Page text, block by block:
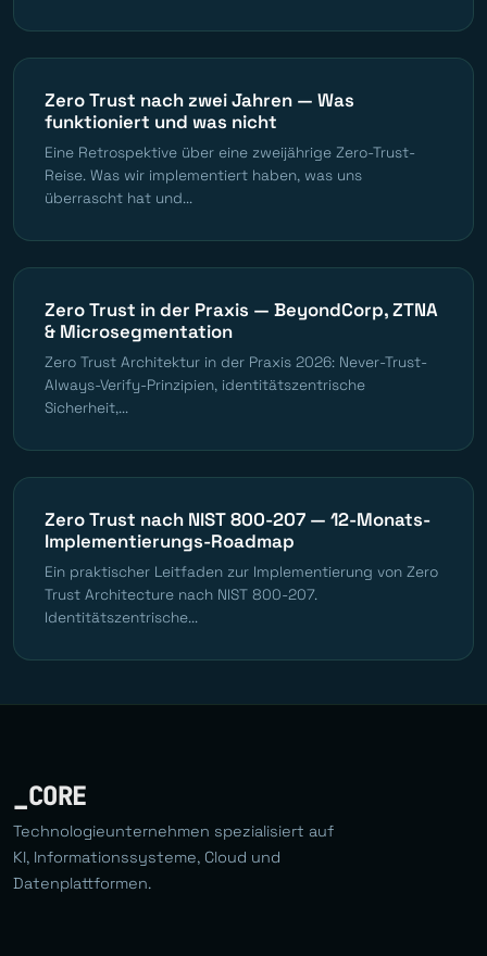
Zero Trust nach zwei Jahren — Was
funktioniert und was nicht
Eine Retrospektive über eine zweijährige Zero-Trust-
Reise. Was wir implementiert haben, was uns
überrascht hat und...
Zero Trust in der Praxis — BeyondCorp, ZTNA
& Microsegmentation
Zero Trust Architektur in der Praxis 2026: Never-Trust-
Always-Verify-Prinzipien, identitätszentrische
Sicherheit,...
Zero Trust nach NIST 800-207 — 12-Monats-
Implementierungs-Roadmap
Ein praktischer Leitfaden zur Implementierung von Zero
Trust Architecture nach NIST 800-207.
Identitätszentrische...
_CORE
Technologieunternehmen spezialisiert auf
KI, Informationssysteme, Cloud und
Datenplattformen.